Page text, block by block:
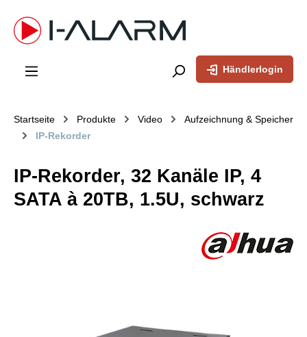
springen
Händlerlogin
Startseite Produkte Video
Aufzeichnung & Speicher
IP-Rekorder
IP-Rekorder, 32 Kanäle IP, 4
SATA à 20TB, 1.5U, schwarz